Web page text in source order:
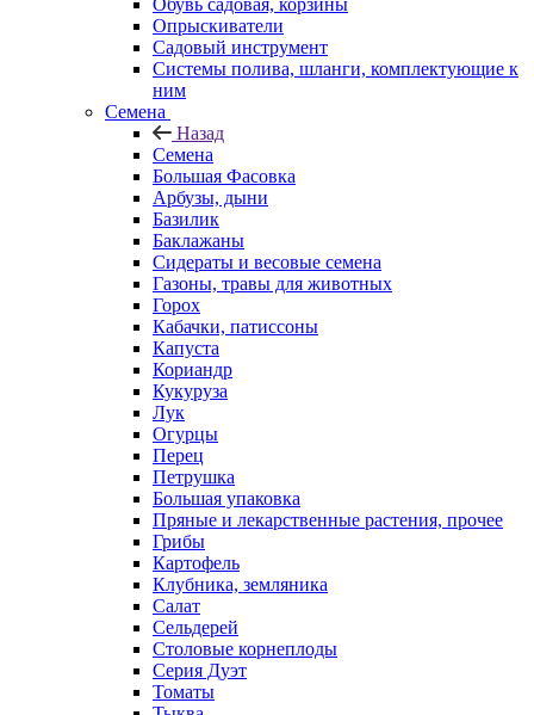
Обувь садовая, корзины
Опрыскиватели
Садовый инструмент
Системы полива, шланги, комплектующие к
ним
Семена
Назад
Семена
Большая Фасовка
Арбузы, дыни
Базилик
Баклажаны
Сидераты и весовые семена
Газоны, травы для животных
Горох
Кабачки, патиссоны
Капуста
Кориандр
Кукуруза
Лук
Огурцы
Перец
Петрушка
Большая упаковка
Пряные и лекарственные растения, прочее
Грибы
Картофель
Клубника, земляника
Салат
Сельдерей
Столовые корнеплоды
Серия Дуэт
Томаты